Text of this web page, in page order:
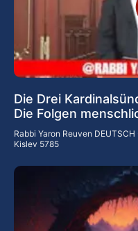
Die Drei
Die Folgen
Rabbi Yaron Reuven DEUTSCH
Kislev 5785